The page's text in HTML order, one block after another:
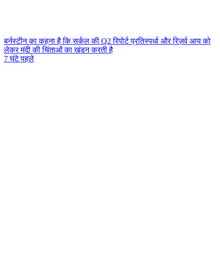
बर्नस्टीन का कहना है कि सर्कल की Q2 रिपोर्ट प्रतिस्पर्धा और रिज़र्व आय को
लेकर मंदी की चिंताओं का खंडन करती है
7 घंटे पहले